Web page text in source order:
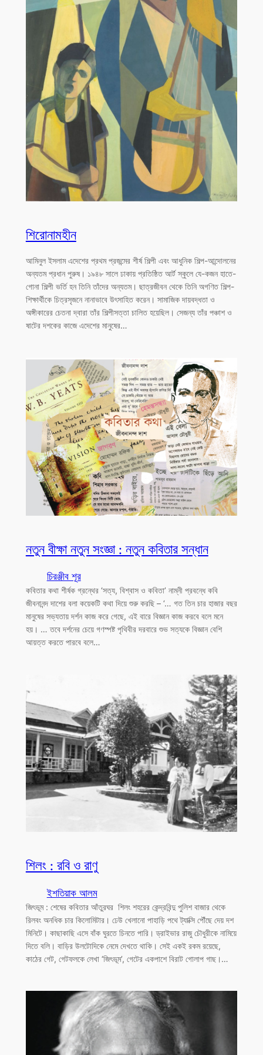
শিরোনামহীন
আমিনুল ইসলাম এদেশের প্রথম প্রজন্মের শীর্ষ শিল্পী এবং আধুনিক শিল্প-আন্দোলনের
অন্যতম প্রধান পুরুষ। ১৯৪৮ সালে ঢাকায় প্রতিষ্ঠিত আর্ট স্কুলে যে-কজন হাতে-
গোনা শিল্পী ভর্তি হন তিনি তাঁদের অন্যতম। ছাত্রজীবন থেকে তিনি অগণিত শিল্প-
শিক্ষার্থীকে চিত্রসৃজনে নানাভাবে উৎসাহিত করেন। সামাজিক দায়বদ্ধতা ও
অঙ্গীকারের চেতনা দ্বারা তাঁর শিল্পীসত্তা চালিত হয়েছিল। সেজন্য তাঁর পঞ্চাশ ও
ষাটের দশকের কাজে এদেশের মানুষের…
নতুন বীক্ষা নতুন সংজ্ঞা : নতুন কবিতার সন্ধান
চিরঞ্জীব শূর
কবিতার কথা শীর্ষক গ্রন্থের ‘সত্য, বিশ্বাস ও কবিতা’ নাম্নী প্রবন্ধে কবি
জীবনানন্দ দাশের বলা কয়েকটি কথা দিয়ে শুরু করছি – ‘… গত তিন চার হাজার বছর
মানুষের সভ্যতায় দর্শন কাজ করে গেছে, এই বারে বিজ্ঞান কাজ করবে বলে মনে
হয়। … তবে দর্শনের চেয়ে গণস্পষ্ট পৃথিবীর দরবারে শুভ সত্যকে বিজ্ঞান বেশি
আয়ত্ত করতে পারবে বলে…
শিলং : রবি ও রাণু
ইশতিয়াক আলম
জিৎভূম : শেষের কবিতার আঁতুরঘর শিলং শহরের কেন্দ্রবিন্দু পুলিশ বাজার থেকে
রিলবং অনধিক চার কিলোমিটার। ঢেউ খেলানো পাহাড়ি পথে ট্যাক্সি পৌঁছে দেয় দশ
মিনিটে। কাছাকাছি এসে বাঁক ঘুরতে চিনতে পারি। ড্রাইভার রাজু চৌধুরীকে নামিয়ে
দিতে বলি। বাড়ির উলটোদিকে নেমে দেখতে থাকি। সেই একই রকম রয়েছে,
কাঠের গেট, গেটফলকে লেখা ‘জিৎভূম’, গেটের একপাশে বিরাট গোলাপ গাছ।…